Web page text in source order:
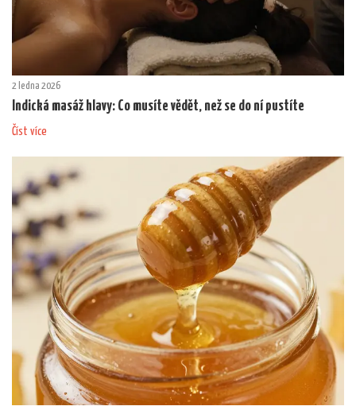
2 ledna 2026
Indická masáž hlavy: Co musíte vědět, než se do ní pustíte
Číst více